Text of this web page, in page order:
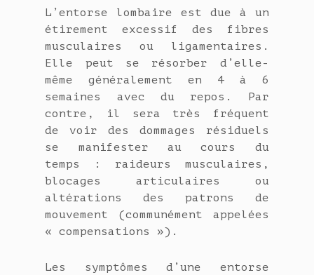
L’entorse lombaire est due à un
étirement excessif des fibres
musculaires ou ligamentaires.
Elle peut se résorber d’elle-
même généralement en 4 à 6
semaines avec du repos. Par
contre, il sera très fréquent
de voir des dommages résiduels
se manifester au cours du
temps : raideurs musculaires,
blocages articulaires ou
altérations des patrons de
mouvement (communément appelées
« compensations »).
Les symptômes d’une entorse